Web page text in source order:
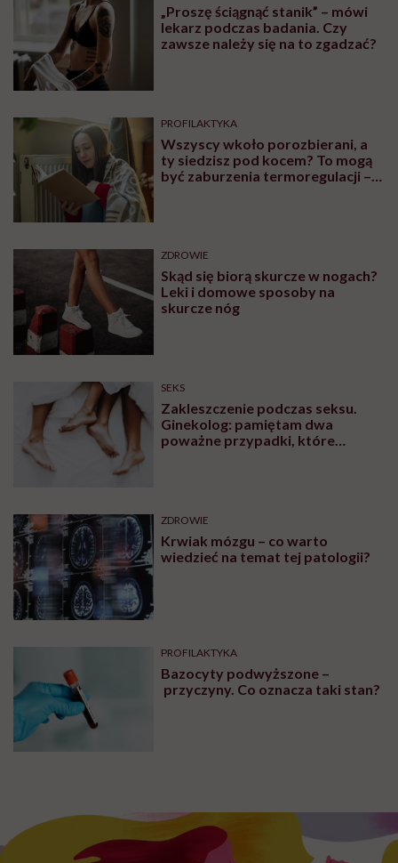
„Proszę ściągnąć stanik” – mówi
lekarz podczas badania. Czy
zawsze należy się na to zgadzać?
PROFILAKTYKA
Wszyscy wkoło porozbierani, a
ty siedzisz pod kocem? To mogą
być zaburzenia termoregulacji –
ZDROWIE
Skąd się biorą skurcze w nogach?
Leki i domowe sposoby na
skurcze nóg
SEKS
Zakleszczenie podczas seksu.
Ginekolog: pamiętam dwa
poważne przypadki, które
ZDROWIE
Krwiak mózgu – co warto
wiedzieć na temat tej patologii?
PROFILAKTYKA
Bazocyty podwyższone –
przyczyny. Co oznacza taki stan?